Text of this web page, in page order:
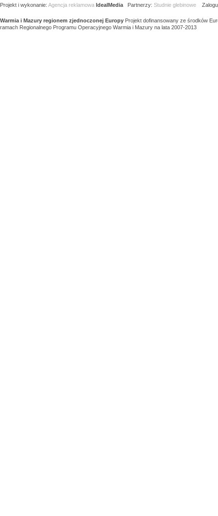
Projekt i wykonanie: Agencja reklamowa IdealMedia Partnerzy: Studnie glebinowe
Warmia i Mazury regionem zjednoczonej Europy Projekt dofinansowany ze środków
ramach Regionalnego Programu Operacyjnego Warmia i Mazury na lata 2007-2013